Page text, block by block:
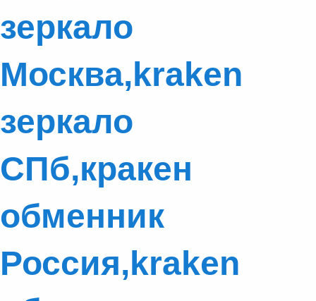
зеркало
Москва,kraken
зеркало
СПб,кракен
обменник
Россия,kraken